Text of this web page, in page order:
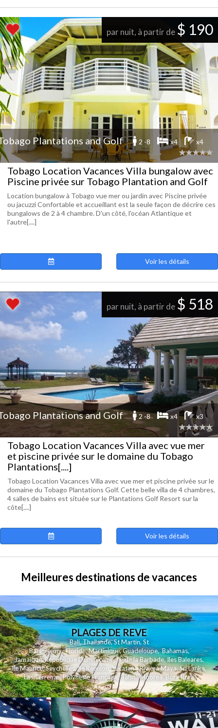
par nuit, à partir de $ 190
Plantations and Golf 2 -8 x4 x4
Tobago Location Vacances Villa bungalow avec
Piscine privée sur Tobago Plantation and Golf
Location bungalow à Tobago vue mer ou jardin avec Piscine privée
ou jacuzzi Confortable et accueillant est la seule façon de décrire ces
bungalows de 2 à 4 chambre. D'un côté, l'océan Atlantique et
l'autre[....]
Voir les détails
par nuit, à partir de $ 518
Plantations and Golf 2 -8 x4 x3
Tobago Location Vacances Villa avec vue mer
et piscine privée sur le domaine du Tobago
Plantations[....]
Tobago Location Vacances Villa avec vue mer et piscine privée sur le
domaine du Tobago Plantations Golf. Cette belle villa de 4 chambres,
4 salles de bains est située sur le Plantations Golf Resort sur la
côte[....]
Voir les détails
Meilleures destinations de vacances
PLAGES DE REVE
Bali,Thailande,St Martin,St
Barthelemy,Floride,Martinique,Guadeloupe,Bahamas,
Jamaique,Republique Dominicaine,Ile de la Barbade,Iles Baleares,
Ile Maurice,Seychelles,Ile Reunion ,Yucatan - Riviera Maya,Sri Lanka,
Las Terrenas,Polynesie Française,Tahiti,Moorea, Bora Bora